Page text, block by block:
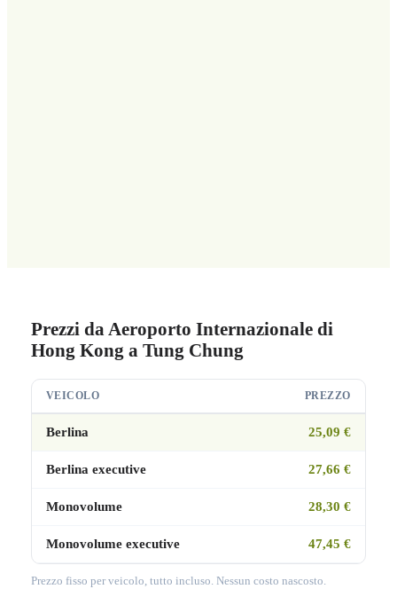
Prezzi da Aeroporto Internazionale di
Hong Kong a Tung Chung
VEICOLO PREZZO
Berlina 25,09 €
Berlina executive 27,66 €
Monovolume 28,30 €
Monovolume executive 47,45 €
Prezzo fisso per veicolo, tutto incluso. Nessun costo nascosto.